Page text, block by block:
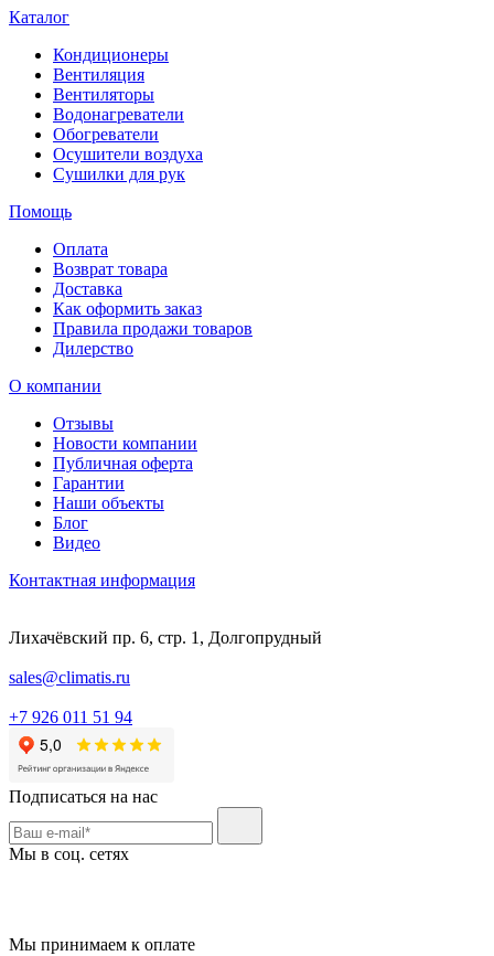
Каталог
Кондиционеры
Вентиляция
Вентиляторы
Водонагреватели
Обогреватели
Осушители воздуха
Сушилки для рук
Помощь
Оплата
Возврат товара
Доставка
Как оформить заказ
Правила продажи товаров
Дилерство
О компании
Отзывы
Новости компании
Публичная оферта
Гарантии
Наши объекты
Блог
Видео
Контактная информация
Лихачёвский пр. 6, стр. 1, Долгопрудный
sales@climatis.ru
+7 926 011 51 94
Подписаться на нас
Мы в соц. сетях
Мы принимаем к оплате